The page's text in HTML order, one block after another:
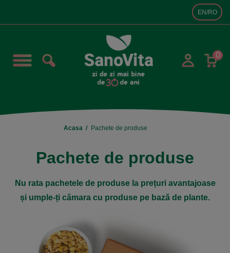
EN/RO
0
Acasa Pachete de produse
Pachete de produse
Nu rata pachetele de produse la prețuri avantajoase
și umple-ți cămara cu produse pe bază de plante.